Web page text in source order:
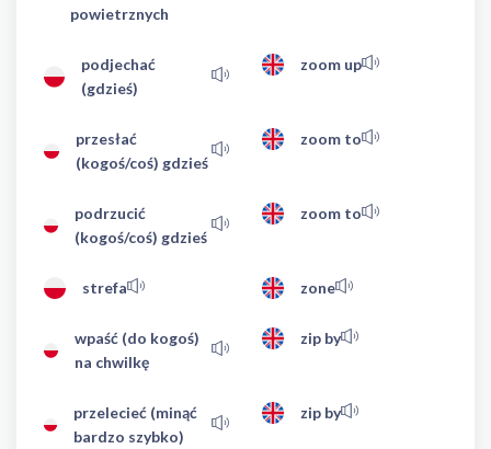
powietrznych
podjechać
(gdzieś)
zoom up
przesłać
(kogoś/coś) gdzieś
zoom to
podrzucić
(kogoś/coś) gdzieś
zoom to
strefa zone
wpaść (do kogoś)
na chwilkę
zip by
przelecieć (minąć
bardzo szybko)
zip by